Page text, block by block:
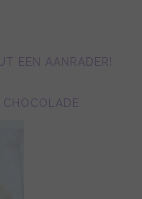
EEN AANRADER!